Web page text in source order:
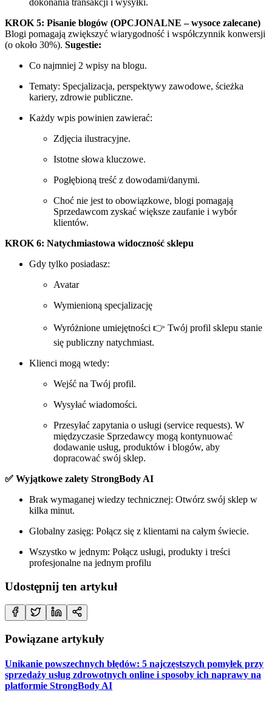
dokonania transakcji i wysyłki.
KROK 5: Pisanie blogów (OPCJONALNE – wysoce zalecane)
Blogi pomagają zwiększyć wiarygodność i współczynnik konwersji
(o około 30%). Sugestie:
Co najmniej 2 wpisy na blogu.
Tematy: Specjalizacja, perspektywy zawodowe, ścieżka
kariery, zdrowie publiczne.
Każdy wpis powinien zawierać:
Zdjęcia ilustracyjne.
Istotne słowa kluczowe.
Pogłębioną treść z dowodami/danymi.
Choć nie jest to obowiązkowe, blogi pomagają
Sprzedawcom zyskać większe zaufanie i wybór
klientów.
KROK 6: Natychmiastowa widoczność sklepu
Gdy tylko posiadasz:
Avatar
Wymienioną specjalizację
Wyróżnione umiejętności 👉 Twój profil sklepu stanie
się publiczny natychmiast.
Klienci mogą wtedy:
Wejść na Twój profil.
Wysyłać wiadomości.
Przesyłać zapytania o usługi (service requests). W
międzyczasie Sprzedawcy mogą kontynuować
dodawanie usług, produktów i blogów, aby
dopracować swój sklep.
✅ Wyjątkowe zalety StrongBody AI
Brak wymaganej wiedzy technicznej: Otwórz swój sklep w
kilka minut.
Globalny zasięg: Połącz się z klientami na całym świecie.
Wszystko w jednym: Połącz usługi, produkty i treści
profesjonalne na jednym profilu
Udostępnij ten artykuł
Powiązane artykuły
Unikanie powszechnych błędów: 5 najczęstszych pomyłek przy
sprzedaży usług zdrowotnych online i sposoby ich naprawy na
platformie StrongBody AI